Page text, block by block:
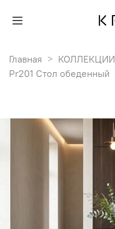
Главная КОЛЛЕКЦИИ
Pr201 Стол обеденный